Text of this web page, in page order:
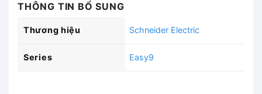
THÔNG TIN BỔ SUNG
Thương hiệu Schneider Electric
Series Easy9